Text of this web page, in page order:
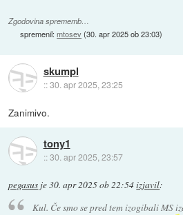
Zgodovina sprememb…
spremenil:mtosev(30. apr 2025 ob 23:03)
skumpl
::30. apr 2025, 23:25
Zanimivo.
tony1
::30. apr 2025, 23:57
pegasus je30. apr 2025 ob 22:54izjavil:
Kul. Če smo se pred tem izogibali MS